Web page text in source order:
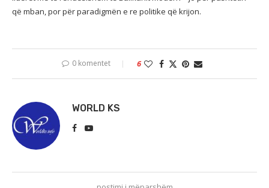
që mban, por për paradigmën e re politike që krijon.
0 komentet 6
WORLD KS